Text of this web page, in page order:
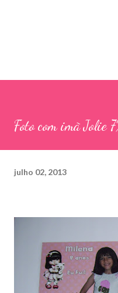
Foto com imã Jolie
julho 02, 2013